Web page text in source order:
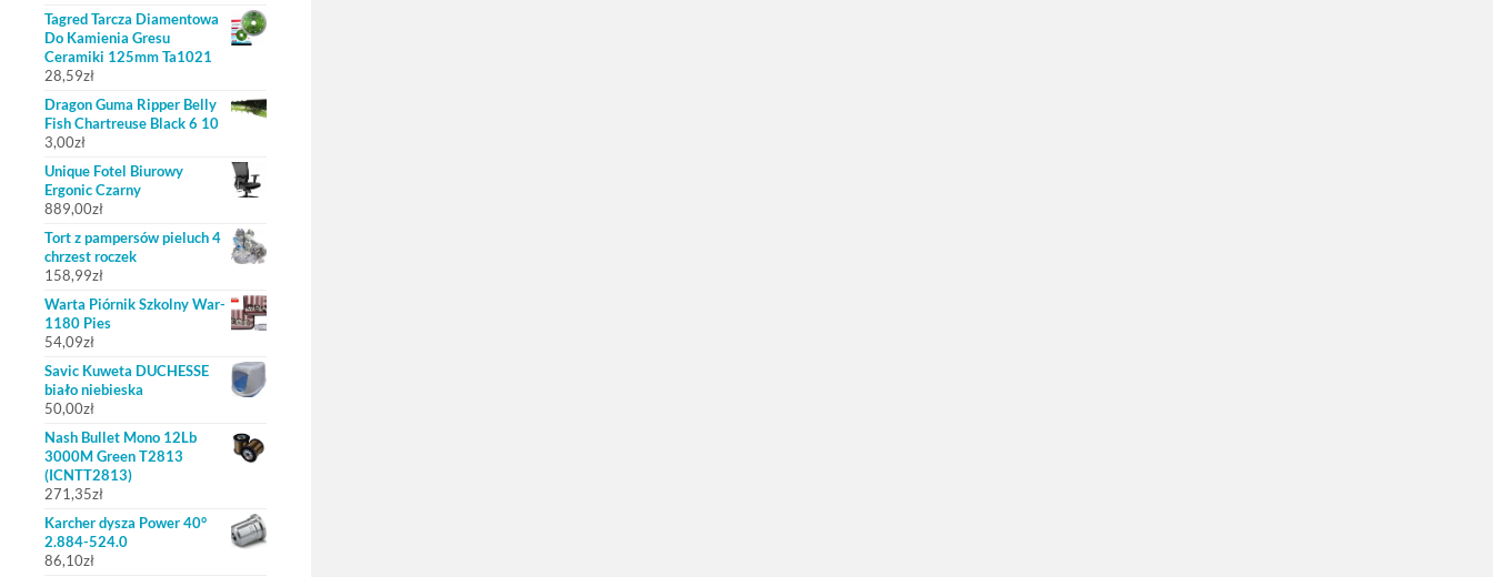
Tagred Tarcza Diamentowa
Do Kamienia Gresu
Ceramiki 125mm Ta1021
28,59zł
Dragon Guma Ripper Belly
Fish Chartreuse Black 6 10
3,00zł
Unique Fotel Biurowy
Ergonic Czarny
889,00zł
Tort z pampersów pieluch 4
chrzest roczek
158,99zł
Warta Piórnik Szkolny War-
1180 Pies
54,09zł
Savic Kuweta DUCHESSE
biało niebieska
50,00zł
Nash Bullet Mono 12Lb
3000M Green T2813
(ICNTT2813)
271,35zł
Karcher dysza Power 40°
2.884-524.0
86,10zł